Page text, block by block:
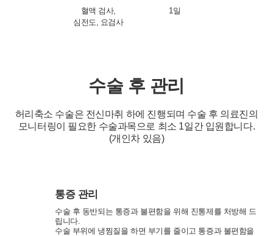
혈액 검사,
심전도, 요검사
1일
수술 후 관리
허리축소 수술은 전신마취 하에 진행되며 수술 후 의료진의
모니터링이 필요한 수술과목으로 최소 1일간 입원합니다.
(개인차 있음)
통증 관리
수술 후 동반되는 통증과 불편함을 위해 진통제를 처방해 드
립니다.
수술 부위에 냉찜질을 하면 부기를 줄이고 통증과 불편함을
은 제공하신 개인정보가 어떠한 용도와 방식으로 이용되고 있으며
개인정보 보호를 위해 어떠한 조치가 취해지고 있는지 알려드립니
■ 수집하는 개인정보 항목
1. 연세바로척병원은 회원가입, 원활한 고객상담, 각종 서비스의 제
- 기타정보: 내원정보, 처방정보, 진료정보, 카드사명, 카드번호 등 카
- 14세미만 개인회원: 법정 대리인 정보(주민등록번호 또는 아이핀
번호, 휴대전화 정보)